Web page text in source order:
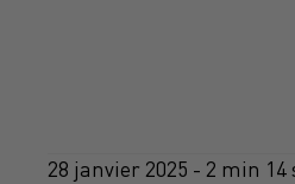
28 janvier 2025 - 2 min 14